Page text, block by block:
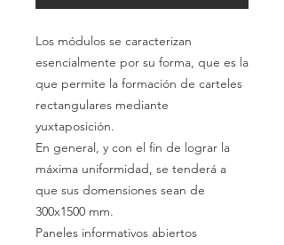
Los módulos se caracterizan
esencialmente por su forma, que es la
que permite la formación de carteles
rectangulares mediante
yuxtaposición.
En general, y con el fin de lograr la
máxima uniformidad, se tenderá a
que sus domensiones sean de
300x1500 mm.
Paneles informativos abiertos